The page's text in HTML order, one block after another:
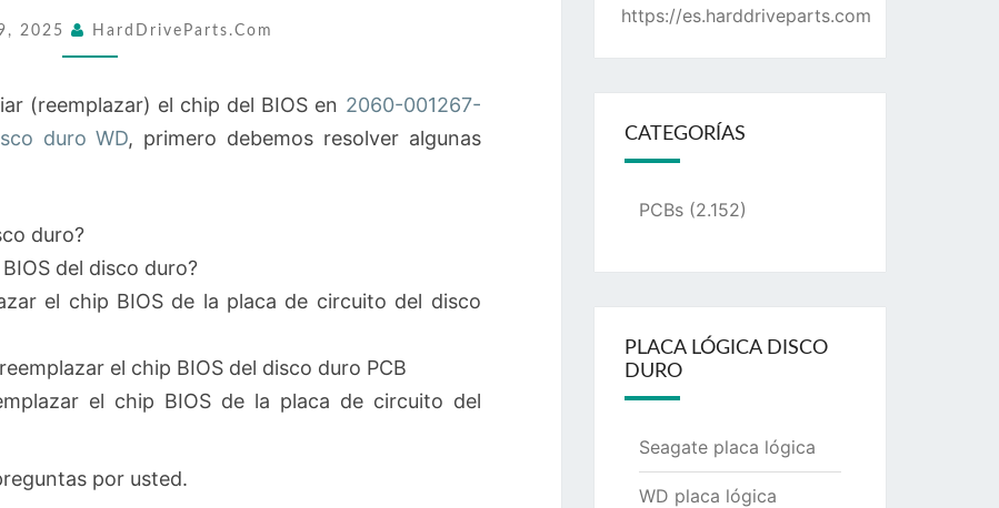
2060-
001267-
PLACA
LÓGICA
2025 HardDriveParts.com
(reemplazar) el chip del BIOS en 2060-001267-
duro WD, primero debemos resolver algunas
duro?
del disco duro?
el chip BIOS de la placa de circuito del disco
el chip BIOS del disco duro PCB
el chip BIOS de la placa de circuito del
por usted.
https://es.harddriveparts.com
CATEGORÍAS
PCBs(2.152)
PLACA LÓGICA DISCO
DURO
Seagate placa lógica
WD placa lógica